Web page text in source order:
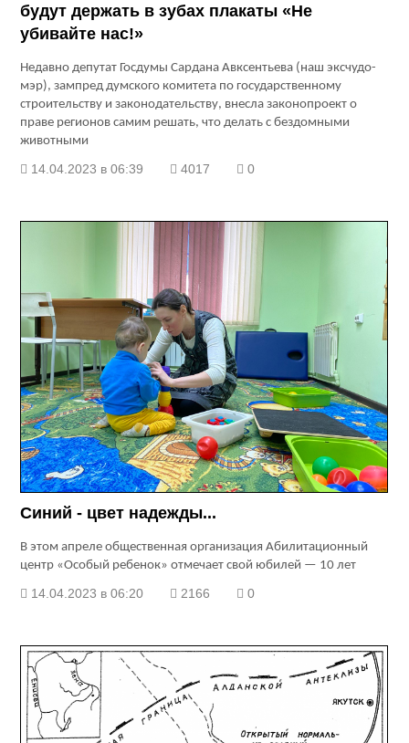
будут держать в зубах плакаты «Не
убивайте нас!»
Недавно депутат Госдумы Сардана Авксентьева (наш эксчудо-
мэр), зампред думского комитета по государственному
строительству и законодательству, внесла законопроект о
праве регионов самим решать, что делать с бездомными
животными
14.04.2023 в 06:39 4017 0
Синий - цвет надежды...
В этом апреле общественная организация Абилитационный
центр «Особый ребенок» отмечает свой юбилей — 10 лет
14.04.2023 в 06:20 2166 0